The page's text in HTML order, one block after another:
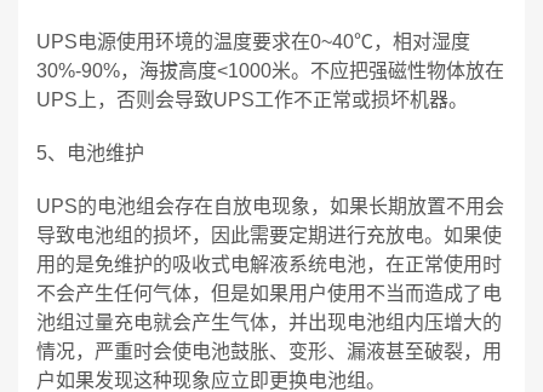
UPS电源使用环境的温度要求在0~40℃，相对湿度
30%-90%，海拔高度<1000米。不应把强磁性物体放在
UPS上，否则会导致UPS工作不正常或损坏机器。
5、电池维护
UPS的电池组会存在自放电现象，如果长期放置不用会
导致电池组的损坏，因此需要定期进行充放电。如果使
用的是免维护的吸收式电解液系统电池，在正常使用时
不会产生任何气体，但是如果用户使用不当而造成了电
池组过量充电就会产生气体，并出现电池组内压增大的
情况，严重时会使电池鼓胀、变形、漏液甚至破裂，用
户如果发现这种现象应立即更换电池组。